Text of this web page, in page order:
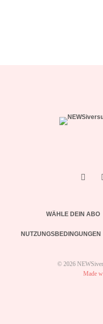
WÄHLE DEIN ABO
NUTZUNGSBEDINGUNGEN
© 2026
Made